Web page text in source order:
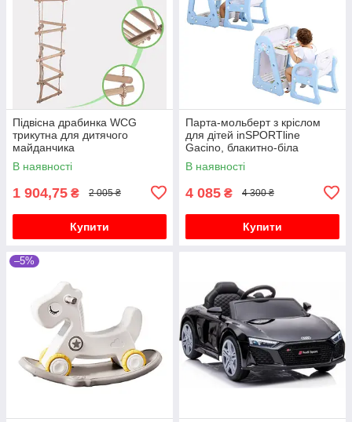
Підвісна драбинка WCG
трикутна для дитячого
майданчика
В наявності
1 904,75 ₴ 2 005 ₴
Купити
Парта-мольберт з кріслом
для дітей inSPORTline
Gacino, блакитно-біла
В наявності
4 085 ₴ 4 300 ₴
Купити
–5%